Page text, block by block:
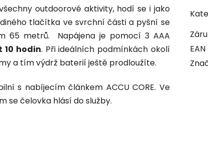
outdoorové aktivity, hodí se i jako
tlačítka ve svrchní části a pyšní se
65 metrů. Napájena je pomocí 3 AAA
hodin. Při ideálních podmínkách okolí
a tím výdrž baterií ještě prodloužíte.
s nabíjecím článkem ACCU CORE. Ve
se čelovka hlásí do služby.
EAN